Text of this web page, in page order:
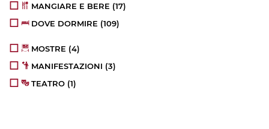
MANGIARE E BERE (17)
DOVE DORMIRE (109)
MOSTRE (4)
MANIFESTAZIONI (3)
TEATRO (1)